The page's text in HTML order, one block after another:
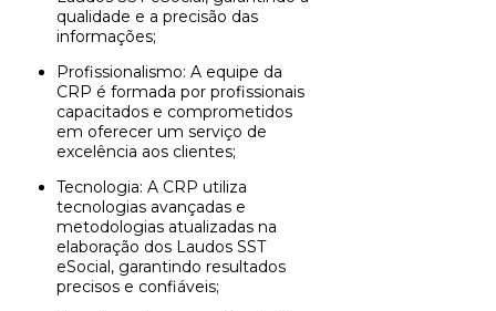
qualidade e a precisão das
informações;
Profissionalismo: A equipe da
CRP é formada por profissionais
capacitados e comprometidos
em oferecer um serviço de
excelência aos clientes;
Tecnologia: A CRP utiliza
tecnologias avançadas e
metodologias atualizadas na
elaboração dos Laudos SST
eSocial, garantindo resultados
precisos e confiáveis;